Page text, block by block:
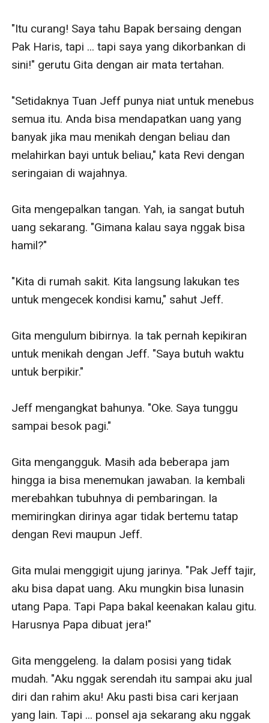
"Itu curang! Saya tahu Bapak bersaing dengan
Pak Haris, tapi ... tapi saya yang dikorbankan di
sini!" gerutu Gita dengan air mata tertahan.
"Setidaknya Tuan Jeff punya niat untuk menebus
semua itu. Anda bisa mendapatkan uang yang
banyak jika mau menikah dengan beliau dan
melahirkan bayi untuk beliau," kata Revi dengan
seringaian di wajahnya.
Gita mengepalkan tangan. Yah, ia sangat butuh
uang sekarang. "Gimana kalau saya nggak bisa
hamil?"
"Kita di rumah sakit. Kita langsung lakukan tes
untuk mengecek kondisi kamu," sahut Jeff.
Gita mengulum bibirnya. Ia tak pernah kepikiran
untuk menikah dengan Jeff. "Saya butuh waktu
untuk berpikir."
Jeff mengangkat bahunya. "Oke. Saya tunggu
sampai besok pagi."
Gita mengangguk. Masih ada beberapa jam
hingga ia bisa menemukan jawaban. Ia kembali
merebahkan tubuhnya di pembaringan. Ia
memiringkan dirinya agar tidak bertemu tatap
dengan Revi maupun Jeff.
Gita mulai menggigit ujung jarinya. "Pak Jeff tajir,
aku bisa dapat uang. Aku mungkin bisa lunasin
utang Papa. Tapi Papa bakal keenakan kalau gitu.
Harusnya Papa dibuat jera!"
Gita menggeleng. Ia dalam posisi yang tidak
mudah. "Aku nggak serendah itu sampai aku jual
diri dan rahim aku! Aku pasti bisa cari kerjaan
yang lain. Tapi ... ponsel aja sekarang aku nggak